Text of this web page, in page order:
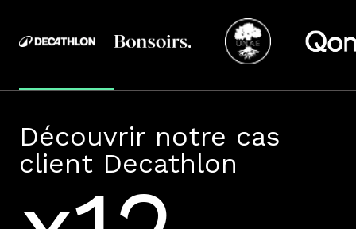
Découvrir notre cas
client Decathlon